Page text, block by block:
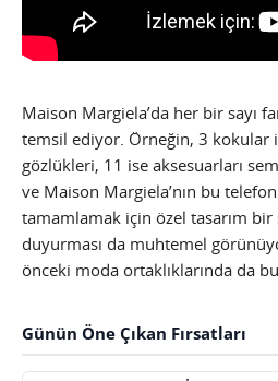
Maison Margiela’da her bir sayı
temsil ediyor. Örneğin, 3 kokular
gözlükleri, 11 ise aksesuarları
ve Maison Margiela’nın bu
tamamlamak için özel tasarım bir
duyurması da muhtemel
önceki moda ortaklıklarında da
Günün Öne Çıkan Fırsatları